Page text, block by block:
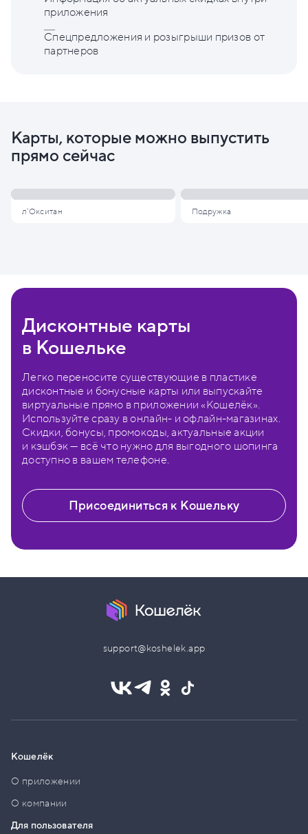
приложения
Спецпредложения и розыгрыши призов от
партнеров
Карты, которые можно выпустить
прямо сейчас
л'Окситан Подружка
Дисконтные карты
в Кошельке
Легко переносите существующие в пластике
дисконтные и бонусные карты или выпускайте
виртуальные прямо в приложении «Кошелёк».
Используйте сразу в онлайн- и офлайн-магазинах.
Скидки, бонусы, промокоды, актуальные акции
и кэшбэк — всё что нужно для выгодного шопинга
доступно в вашем телефоне.
Присоединиться к Кошельку
support@koshelek.app
Кошелёк
О приложении
О компании
Для пользователя